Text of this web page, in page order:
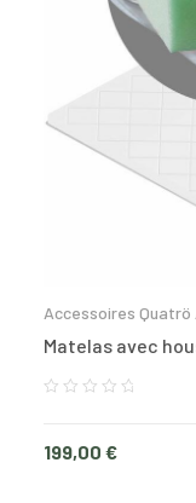
Accessoires Quatrö
Matelas avec
199,00 €